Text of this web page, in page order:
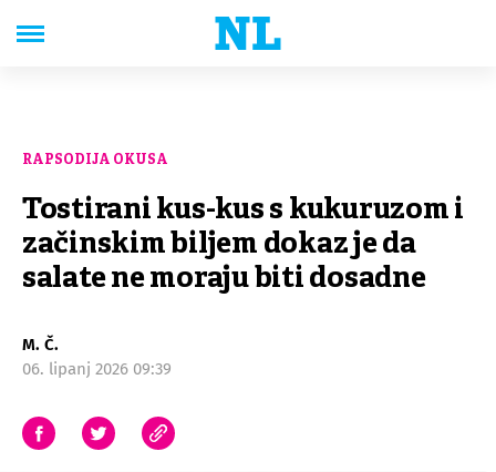
RAPSODIJA OKUSA
Tostirani kus-kus s kukuruzom i
začinskim biljem dokaz je da
salate ne moraju biti dosadne
M. Č.
06. lipanj 2026 09:39